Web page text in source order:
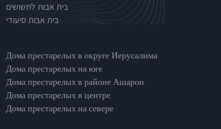
בית אבות לתשושים
בית אבות סיעודי
בתי אבות לפי אזורים
Дома престарелых в округе Иерусалима
Дома престарелых на юге
Дома престарелых в районе Ашарон
Дома престарелых в центре
Дома престарелых на севере